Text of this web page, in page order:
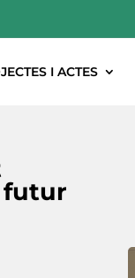
I ACTES
futur